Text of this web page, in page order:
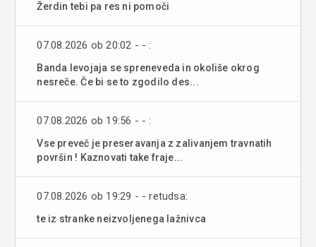
Žerdin tebi pa res ni pomoči
07.08.2026 ob 20:02 - - :
Banda levojaja se spreneveda in okoliše okrog
nesreče. Če bi se to zgodilo des...
07.08.2026 ob 19:56 - - :
Vse preveč je preseravanja z zalivanjem travnatih
površin ! Kaznovati take fraje...
07.08.2026 ob 19:29 - - retudsa:
te iz stranke neizvoljenega lažnivca